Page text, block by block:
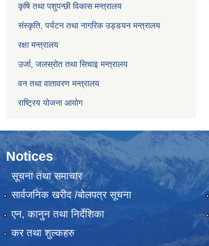
कृषि तथा पशुपन्छी विकास मन्त्रालय
संस्कृति, पर्यटन तथा नागरिक उड्डयन मन्त्रालय
रक्षा मन्त्रालय
उर्जा, जलस्रोत तथा सिचाइ मन्त्रालय
वन तथा वातावरण मन्त्रालय
राष्ट्रिय योजना आयोग
Notices
सूचना तथा समाचार
सार्वजनिक खरीद /बोलपत्र सूचना
एन, कानुन तथा निर्देशिका
कर तथा शुल्कहरु